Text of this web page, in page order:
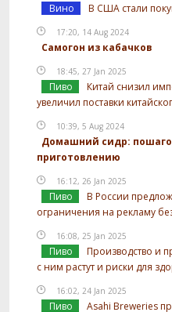
Вино В США стали
17:20, 14 Aug 2024
Самогон из кабачков
18:45, 27 Jan 2025
Пиво
Китай снизил
увеличил поставки
10:39, 5 Aug 2024
Домашний сидр:
приготовлению
16:12, 26 Jan 2025
Пиво
В России
ограничения на рекламу
16:08, 25 Jan 2025
Пиво
Производство и
с ним растут и риски для
16:02, 24 Jan 2025
Пиво
Asahi Breweries